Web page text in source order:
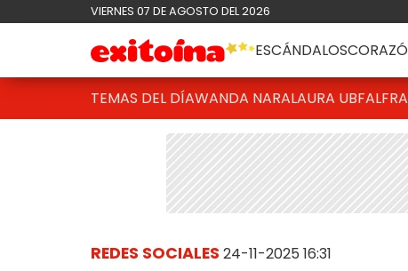
VIERNES 07 DE AGOSTO DEL 2026
ESCÁNDALOS
TEMAS DEL DÍAWANDA NARALAURA UBFAL
REDES SOCIALES 24-11-2025 16:31